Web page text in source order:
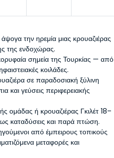
την ηρεμία μιας κρουαζιέρας
της ενδοχώρας.
σημεία της Τουρκίας — από
κοιλάδες.
σε παραδοσιακή ξύλινη
και γεύσεις περιφερειακής
ομάδας ή κρουαζιέρας Γκιλέτ 18–
καταδύσεις και παρά πτώση.
από έμπειρους τοπικούς
μεταφορές και